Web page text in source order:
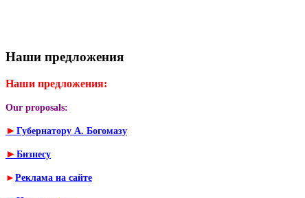
Наши предложения
Наши предложения:
Our proposals:
► Губернатору А. Богомазу
► Бизнесу
► Реклама на сайте